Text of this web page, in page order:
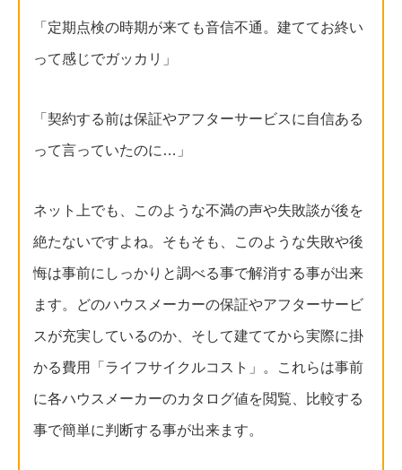
「定期点検の時期が来ても音信不通。建ててお終い
って感じでガッカリ」
「契約する前は保証やアフターサービスに自信ある
って言っていたのに…」
ネット上でも、このような不満の声や失敗談が後を
絶たないですよね。そもそも、このような失敗や後
悔は事前にしっかりと調べる事で解消する事が出来
ます。どのハウスメーカーの保証やアフターサービ
スが充実しているのか、そして建ててから実際に掛
かる費用「ライフサイクルコスト」。これらは事前
に各ハウスメーカーのカタログ値を閲覧、比較する
事で簡単に判断する事が出来ます。